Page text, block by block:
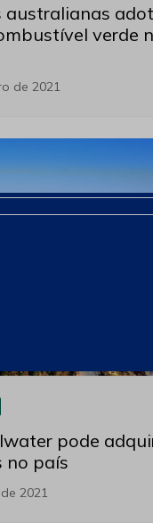
australianas
verde
de 2021
pode
no país
2021